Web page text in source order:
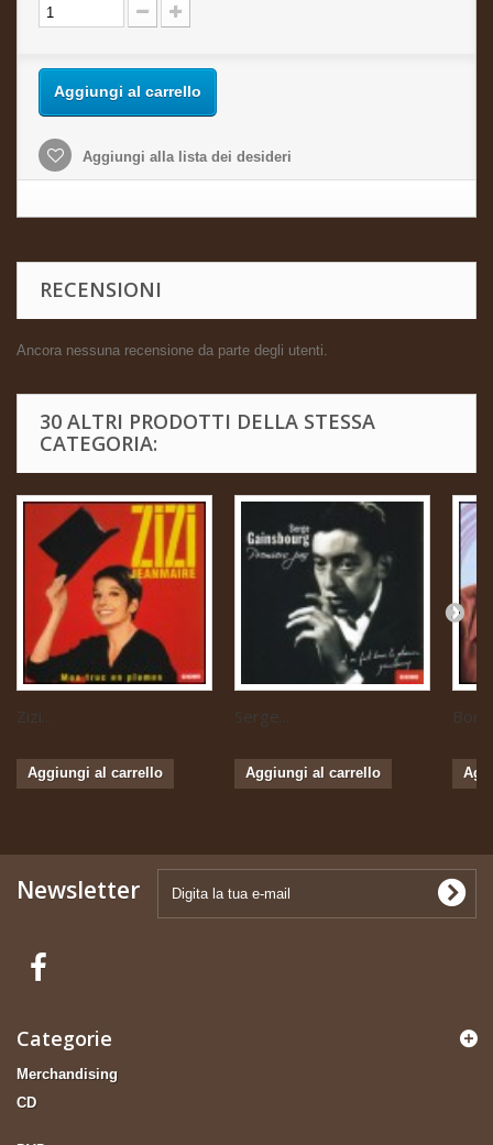
Aggiungi al carrello
Aggiungi alla lista dei desideri
RECENSIONI
Ancora nessuna recensione da parte degli utenti.
30 ALTRI PRODOTTI DELLA STESSA
CATEGORIA:
Zizi...
Aggiungi al carrello
Serge...
Aggiungi al carrello
Newsletter
Categorie
Merchandising
CD